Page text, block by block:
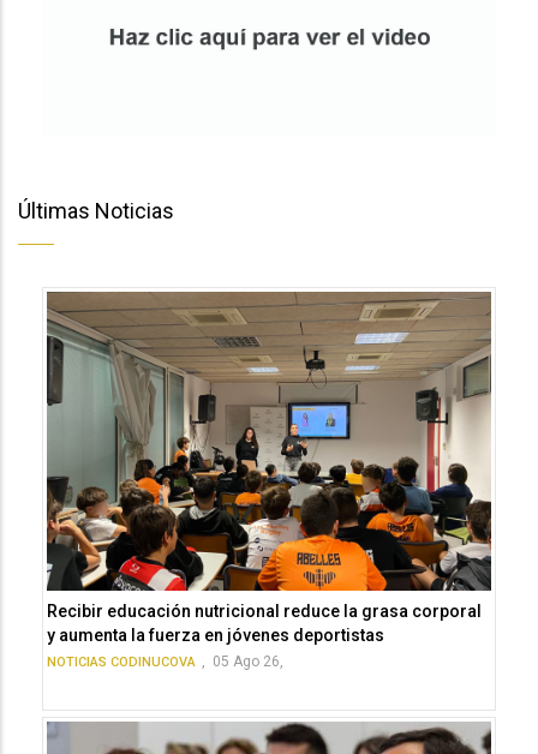
Últimas Noticias
Recibir educación nutricional reduce la grasa corporal
y aumenta la fuerza en jóvenes deportistas
NOTICIAS CODINUCOVA 05 Ago 26,